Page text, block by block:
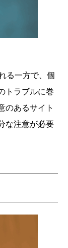
る一方で、個
トラブルに巻
のあるサイト
な注意が必要